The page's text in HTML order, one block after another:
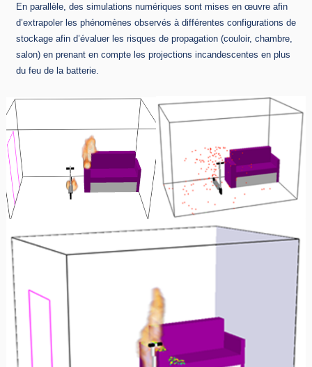
En parallèle, des simulations numériques sont mises en œuvre afin
d’extrapoler les phénomènes observés à différentes configurations de
stockage afin d’évaluer les risques de propagation (couloir, chambre,
salon) en prenant en compte les projections incandescentes en plus
du feu de la batterie.